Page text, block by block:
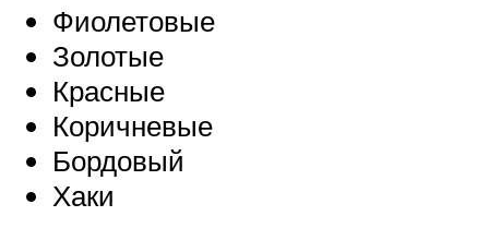
Фиолетовые
Золотые
Красные
Коричневые
Бордовый
Хаки